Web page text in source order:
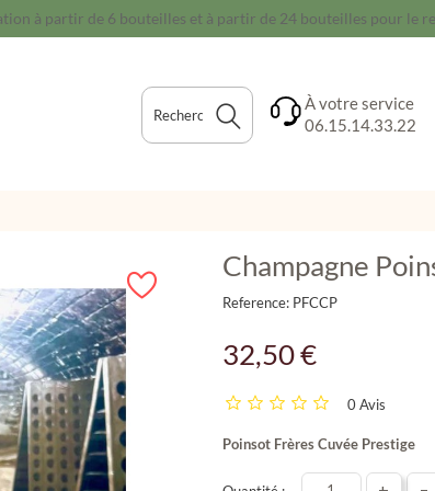
à partir de 6 bouteilles et à partir de 24 bouteilles pour le
À votre service
06.15.14.33.22
Champagne
Reference: PFCCP
32,50 €
0 Avis
Poinsot Frères Cuvée Prestige